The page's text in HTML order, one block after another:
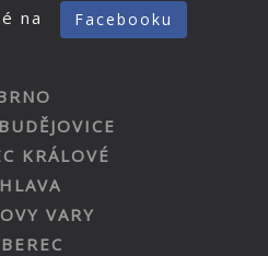
na Facebooku
KRÁLOVÉ
VARY